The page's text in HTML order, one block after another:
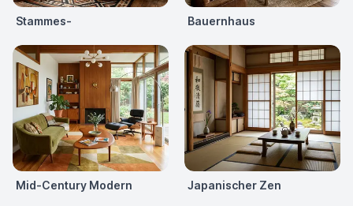
Stammes- Bauernhaus
Mid-Century Modern Japanischer Zen